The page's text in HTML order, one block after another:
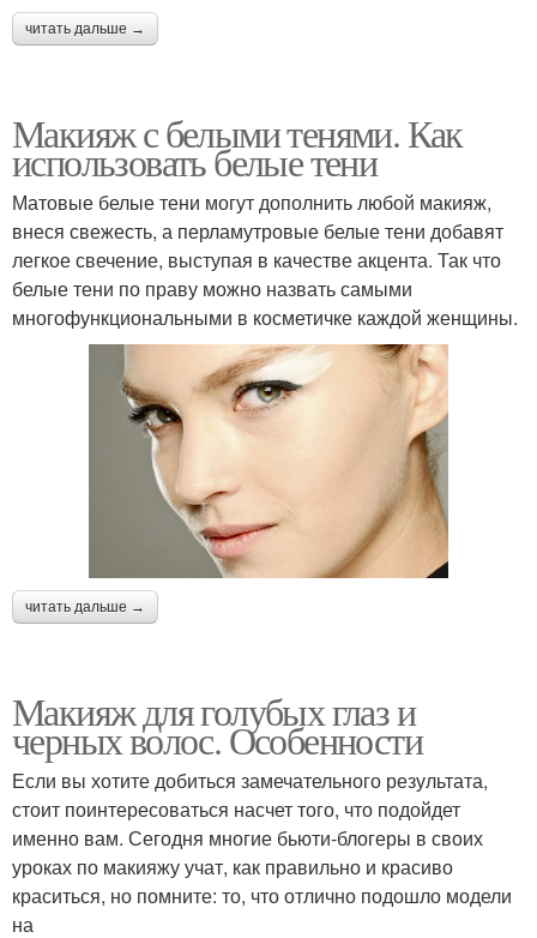
читать дальше →
Макияж с белыми тенями. Как
использовать белые тени
Матовые белые тени могут дополнить любой макияж,
внеся свежесть, а перламутровые белые тени добавят
легкое свечение, выступая в качестве акцента. Так что
белые тени по праву можно назвать самыми
многофункциональными в косметичке каждой женщины.
читать дальше →
Макияж для голубых глаз и
черных волос. Особенности
Если вы хотите добиться замечательного результата,
стоит поинтересоваться насчет того, что подойдет
именно вам. Сегодня многие бьюти-блогеры в своих
уроках по макияжу учат, как правильно и красиво
краситься, но помните: то, что отлично подошло модели
на